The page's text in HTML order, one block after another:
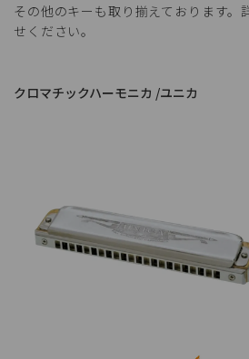
その他のキーも取り揃えております。
せください。
クロマチックハーモニカ /ユニカ